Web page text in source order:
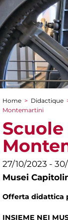
You are
Home > Didactique
Montemartini
27/10/2023 -
Musei
Offerta didattica
INSIEME NEI